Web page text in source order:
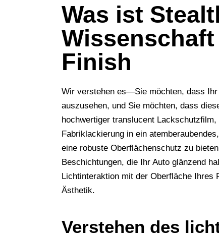
Was ist
Finish
Wir verstehen es—Sie möchten, dass
auszusehen, und Sie möchten, dass
hochwertiger translucent
Fabriklackierung in ein
eine robuste Oberflächenschutz zu
Beschichtungen, die Ihr Auto glänzend
Lichtinteraktion mit der Oberfläche Ihres
Ästhetik.
Verstehen des